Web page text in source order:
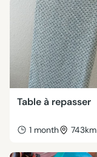
Table à repasser
1 month 743km